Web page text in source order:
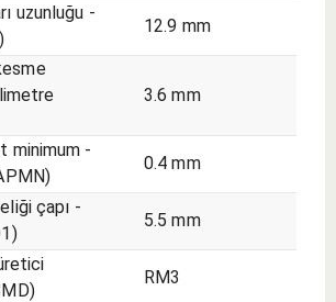
uzunluğu -
12.9 mm
3.6 mm
minimum -
0.4 mm
çapı -
5.5 mm
RM3